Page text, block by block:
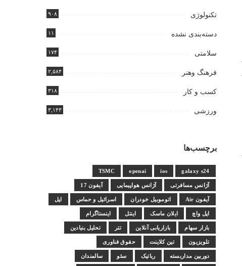
تکنولوژی ۹۰۸
دسته‌بندی نشده ۱۱
سلامتی ۱۷۴
فرهنگ وهنر ۲,۵۸۴
کسب و کار ۳۱۸
ورزشی ۳,۱۴۳
برچسب‌ها
galaxy s24
ios
openai
TSMC
آژانس مسافرتی آژانس هواپیمایی آیفون 17
آیفون Air اتوموبیل خودران اسرائیل و حماس اپل
اپل واچ ایلان ماسک اینتل اینستاگرام
بازار سهام بازاریابی آنلاین تتر تحلیل بنیادین
تلویزیون تین کلاینت حقوق فناوری
دوربین مداربسته رباتیک سئو سالمندان